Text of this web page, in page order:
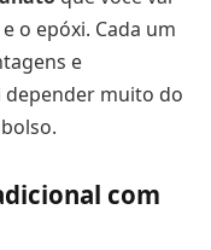
o epóxi. Cada um
e
depender muito do
com